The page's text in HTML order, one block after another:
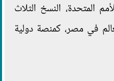
المتحدة، النسخ الثلاث
في مصر، كمنصة دولية